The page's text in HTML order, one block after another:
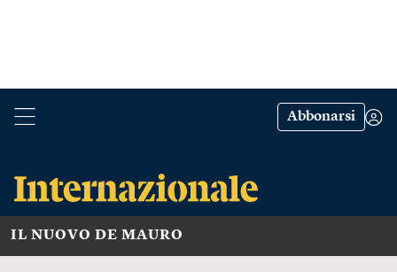
Abbonarsi
IL NUOVO DE MAURO